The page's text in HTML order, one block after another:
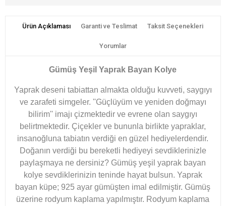
Ürün Açıklaması Garanti ve Teslimat Taksit Seçenekleri
Yorumlar
Gümüş Yeşil Yaprak Bayan Kolye
Yaprak deseni tabiattan almakta olduğu kuvveti, saygıyı
ve zarafeti simgeler. ''Güçlüyüm ve yeniden doğmayı
bilirim'' imajı çizmektedir ve evrene olan saygıyı
belirtmektedir. Çiçekler ve bununla birlikte yapraklar,
insanoğluna tabiatın verdiği en güzel hediyelerdendir.
Doğanın verdiği bu bereketli hediyeyi sevdiklerinizle
paylaşmaya ne dersiniz? Gümüş yeşil yaprak bayan
kolye sevdiklerinizin teninde hayat bulsun. Yaprak
bayan küpe; 925 ayar gümüşten imal edilmiştir. Gümüş
üzerine rodyum kaplama yapılmıştır. Rodyum kaplama